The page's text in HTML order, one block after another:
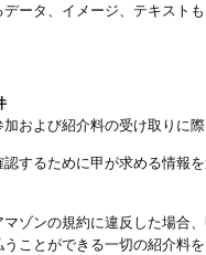
ータ、イメージ、テキス
および紹介料の受け取りに
するために甲が求める情報
ゾンの規約に違反した場合
ことができる一切の紹介料